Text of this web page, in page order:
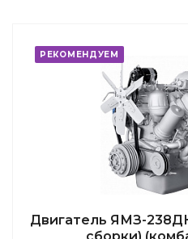
РЕКОМЕНДУЕМ
Двигатель ЯМЗ-
сборки)